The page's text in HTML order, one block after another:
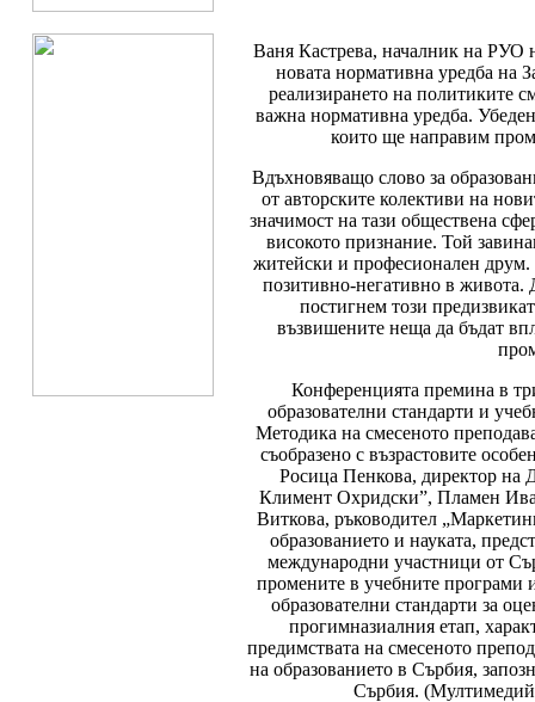
Ваня Кастрева, началник на РУО
новата нормативна уредба на
реализирането на политиките
важна нормативна уредба.
които ще направим
Вдъхновяващо слово за
от авторските колективи на
значимост на тази обществена
високото признание. Той
житейски и професионален друм.
позитивно-негативно в живота.
постигнем този
възвишените неща да бъдат
Конференцията премина в
образователни стандарти и
Методика на смесеното
съобразено с възрастовите
Росица Пенкова, директор
Климент Охридски”, Пламен
Виткова, ръководител
образованието и науката,
международни участници от
промените в учебните програми
образователни стандарти за
прогимназиалния етап,
предимствата на смесеното
на образованието в Сърбия,
Сърбия.